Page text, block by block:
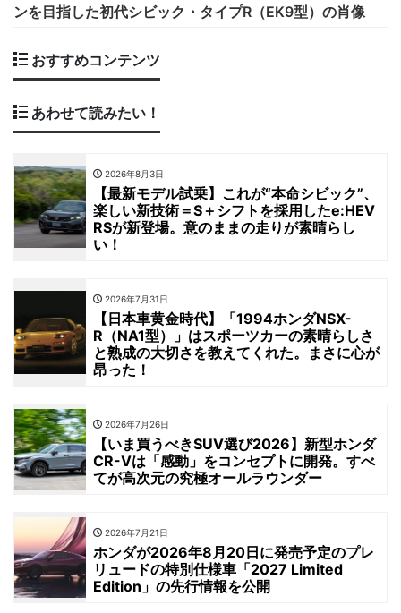
ンを目指した初代シビック・タイプR（EK9型）の肖像
おすすめコンテンツ
あわせて読みたい！
2026年8月3日
【最新モデル試乗】これが“本命シビック”、
楽しい新技術＝S＋シフトを採用したe:HEV
RSが新登場。意のままの走りが素晴らし
い！
2026年7月31日
【日本車黄金時代】「1994ホンダNSX-
R（NA1型）」はスポーツカーの素晴らしさ
と熟成の大切さを教えてくれた。まさに心が
昂った！
2026年7月26日
【いま買うべきSUV選び2026】新型ホンダ
CR-Vは「感動」をコンセプトに開発。すべ
てが高次元の究極オールラウンダー
2026年7月21日
ホンダが2026年8月20日に発売予定のプレ
リュードの特別仕様車「2027 Limited
Edition」の先行情報を公開